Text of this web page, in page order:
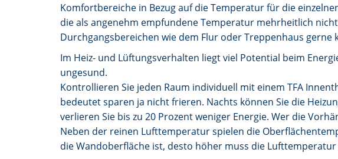
Komfortbereiche in Bezug auf die Temperatur für die
die als angenehm empfundene Temperatur mehrheitlich
Durchgangsbereichen wie dem Flur oder Treppenhaus gerne
Im Heiz- und Lüftungsverhalten liegt viel Potential beim
ungesund.
Kontrollieren Sie jeden Raum individuell mit einem TFA
bedeutet sparen ja nicht frieren. Nachts können Sie die
verlieren Sie bis zu 20 Prozent weniger Energie. Wer die
Neben der reinen Lufttemperatur spielen die
die Wandoberfläche ist, desto höher muss die